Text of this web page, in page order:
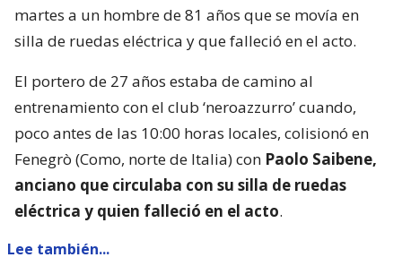
martes a un hombre de 81 años que se movía en
silla de ruedas eléctrica y que falleció en el acto.
El portero de 27 años estaba de camino al
entrenamiento con el club ‘neroazzurro’ cuando,
poco antes de las 10:00 horas locales, colisionó en
Fenegrò (Como, norte de Italia) con Paolo Saibene,
anciano que circulaba con su silla de ruedas
eléctrica y quien falleció en el acto.
Lee también...